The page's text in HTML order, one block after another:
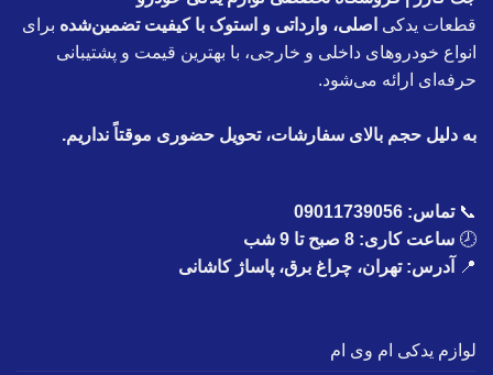
قطعات یدکی اصلی، وارداتی و استوک با کیفیت تضمین‌شده برای
انواع خودروهای داخلی و خارجی، با بهترین قیمت و پشتیبانی
حرفه‌ای ارائه می‌شود.
به دلیل حجم بالای سفارشات، تحویل حضوری موقتاً نداریم.
📞تماس: 09011739056
🕗 ساعت کاری: 8 صبح تا 9 شب
📍
آدرس: تهران، چراغ برق، پاساژ کاشانی
لوازم یدکی ام وی ام